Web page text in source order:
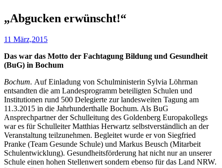
„Abgucken erwünscht!“
11 März,2015
Das war das Motto der Fachtagung Bildung und Gesundheit
(BuG) in Bochum
Bochum. Auf Einladung von Schulministerin Sylvia Löhrman
entsandten die am Landesprogramm beteiligten Schulen und
Institutionen rund 500 Delegierte zur landesweiten Tagung am
11.3.2015 in die Jahrhunderthalle Bochum. Als BuG
Ansprechpartner der Schulleitung des Goldenberg Europakollegs
war es für Schulleiter Matthias Herwartz selbstverständlich an der
Veranstaltung teilzunehmen. Begleitet wurde er von Siegfried
Pranke (Team Gesunde Schule) und Markus Beusch (Mitarbeit
Schulentwicklung). Gesundheitsförderung hat nicht nur an unserer
Schule einen hohen Stellenwert sondern ebenso für das Land NRW.